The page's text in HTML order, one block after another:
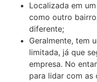
Localizada em
como outro
diferente;
Geralmente, tem
limitada, já que
empresa. No
para lidar com as